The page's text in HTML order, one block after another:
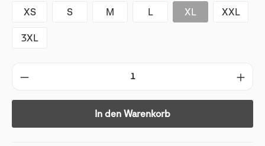
XS S M L XL XXL
3XL
In den Warenkorb